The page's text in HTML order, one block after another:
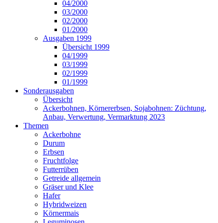
04/2000
03/2000
02/2000
01/2000
Ausgaben 1999
Übersicht 1999
04/1999
03/1999
02/1999
01/1999
Sonderausgaben
Übersicht
Ackerbohnen, Körnererbsen, Sojabohnen: Züchtung,
Anbau, Verwertung, Vermarktung 2023
Themen
Ackerbohne
Durum
Erbsen
Fruchtfolge
Futterrüben
Getreide allgemein
Gräser und Klee
Hafer
Hybridweizen
Körnermais